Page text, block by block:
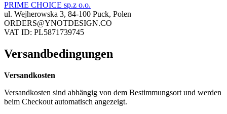
PRIME CHOICE sp.z o.o.
ul. Wejherowska 3, 84-100 Puck, Polen
ORDERS@YNOTDESIGN.CO
VAT ID: PL5871739745
Versandbedingungen
Versandkosten
Versandkosten sind abhängig von dem Bestimmungsort und werden
beim Checkout automatisch angezeigt.